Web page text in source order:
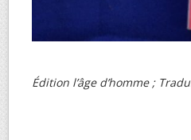
Édition l’âge d’homme ;